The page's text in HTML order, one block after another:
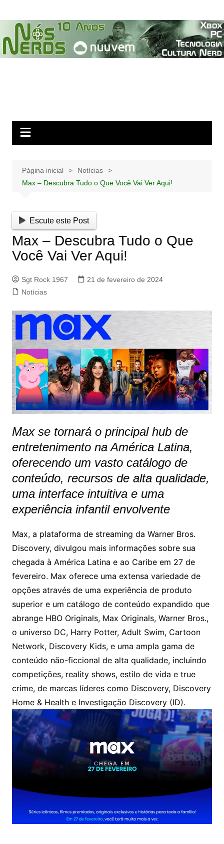
para
conteúdo
Página inicial
Notícias
Max – Descubra Tudo o Que Você Vai Ver Aqui!
Escute este Post
Max – Descubra Tudo o Que
Você Vai Ver Aqui!
Sgt Rock 1967
21 de fevereiro de 2024
Notícias
Max se tornará o principal hub de
entretenimento na América Latina,
oferecendo um vasto catálogo de
conteúdo, recursos de alta qualidade,
uma interface intuitiva e uma
experiência infantil envolvente
Max, a plataforma de streaming da Warner Bros.
Discovery, divulgou mais informações sobre sua
chegada à América Latina e ao Caribe em 27 de
fevereiro. Max oferece uma extensa variedade de
opções através de uma experiência de produto
superior e um catálogo de conteúdo expandido que
abrange HBO Originals, Max Originals, Warner Bros.,
o universo DC, Harry Potter, Adult Swim, Cartoon
Network, Discovery Kids, e uma ampla gama de
conteúdo não-ficcional de alta qualidade, incluindo
competições, reality shows, estilo de vida e true
crime, de marcas líderes como Discovery, Discovery
Home & Health e Investigação Discovery (ID).